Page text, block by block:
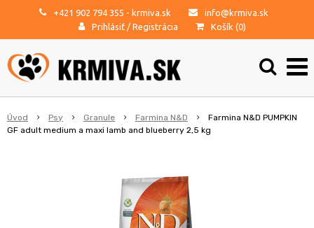
+421 902 794 355 - krmiva.sk
info@krmiva.sk
Prihlásiť / Registrácia Košík (0)
Úvod Psy Granule Farmina N&D
Farmina N&D PUMPKIN
GF adult medium a maxi lamb and blueberry 2,5 kg